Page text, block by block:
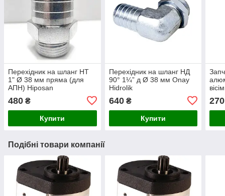
Перехідник на шланг НТ
1" Ø 38 мм пряма (для
АПН) Hiposan
480 ₴
Купити
Перехідник на шланг НД
90° 1¼” д Ø 38 мм Onay
Hidrolik
640₴
Купити
270
Подібні товари компанії